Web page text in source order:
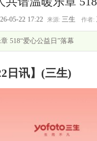
05-22 17:22 来源: 三生 作者:
518“爱心公益日”落幕
日讯】(三生)